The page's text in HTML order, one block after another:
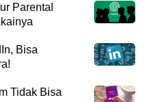
Parental
Bisa
Tidak Bisa